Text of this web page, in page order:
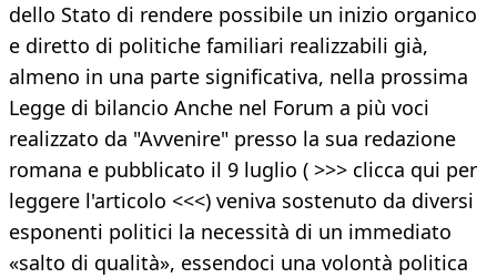
dello Stato di rendere possibile un inizio organico
e diretto di politiche familiari realizzabili già,
almeno in una parte significativa, nella prossima
Legge di bilancio Anche nel Forum a più voci
realizzato da "Avvenire" presso la sua redazione
romana e pubblicato il 9 luglio ( >>> clicca qui per
leggere l'articolo <<<) veniva sostenuto da diversi
esponenti politici la necessità di un immediato
«salto di qualità», essendoci una volontà politica